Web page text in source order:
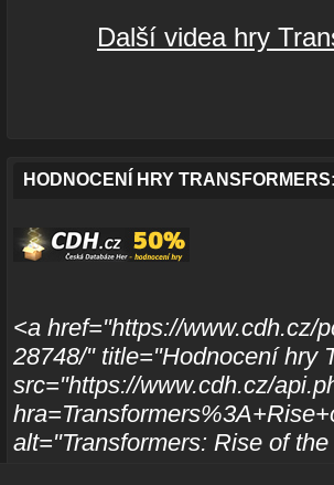
Další videa hry
HODNOCENÍ HRY
<a href="https://www.cdh.cz/
28748/" title="Hodnocení hry
src="https://www.cdh.cz/
alt="Transformers: Rise of